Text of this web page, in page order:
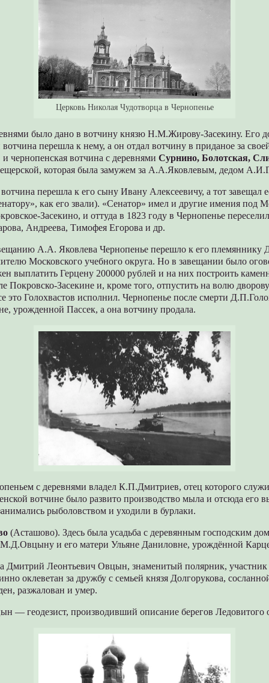
Церковь Николая Чудотворца в Чернопенье
было дано в вотчину князю Н.М.Жирову-Засекину. Его
перешла к нему, а он отдал вотчину в приданое за
чернопенская вотчина с деревнямиСурнино, Болотская,
которая была замужем за А.А.Яковлевым, дедом
перешла к его сыну Ивану Алексеевичу, а тот завещал
как его звали). «Сенатор» имел и другие имения под
Засекино, и оттуда в 1823 году в Чернопенье
Андреева, Тимофея Егорова и др.
А.А. Яковлева Чернопенье перешло к его племяннику
Московского учебного округа. Но в завещании было
выплатить Герцену 200000 рублей и на них построить
Покровско-Засекине и, кроме того, отпустить на волю
это Голохвастов исполнил. Чернопенье после смерти
урожденной Пассек, а она вотчину продала.
с деревнями владел К.П.Дмитриев, отец которого
вотчине было развито производство мыла и отсюда его
рыболовством и уходили в бурлаки.
(Асташово). Здесь была усадьба с деревянным господским
и его матери Ульяне Даниловне, урождённой
Леонтьевич Овцын, знаменитый полярник, участник
оклеветан за дружбу с семьей князя Долгорукова,
разжалован и умер.
— геодезист, производивший описание берегов Ледовитого